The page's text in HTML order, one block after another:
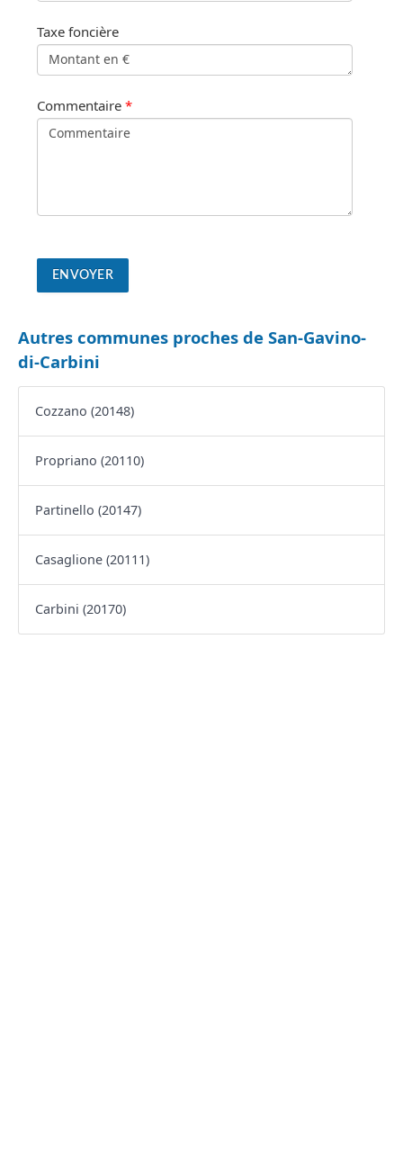
Taxe foncière
Commentaire *
Autres communes proches de San-Gavino-
di-Carbini
Cozzano (20148)
Propriano (20110)
Partinello (20147)
Casaglione (20111)
Carbini (20170)